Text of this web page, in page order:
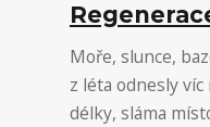
Moře, slunce,
z léta odnesly
délky, sláma